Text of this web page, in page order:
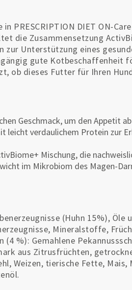
PRESCRIPTION DIET ON-
die Zusammensetzung
zur Unterstützung eines
gute Kotbeschaffenheit
ob dieses Futter für Ihren
Geschmack, um den Appetit
leicht verdaulichem Protein zur
Mischung, die
im Mikrobiom des Magen-
(Huhn 15%), Öle
Mineralstoffe,
(4 %): Gemahlene
aus Zitrusfrüchten,
Weizen, tierische Fette, Mais,